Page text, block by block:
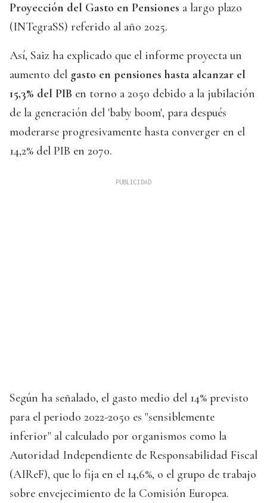
Proyección del Gasto en Pensiones a largo plazo
(INTegraSS) referido al año 2025.
Así, Saiz ha explicado que el informe proyecta un
aumento del gasto en pensiones hasta alcanzar el
15,3% del PIB en torno a 2050 debido a la jubilación
de la generación del 'baby boom', para después
moderarse progresivamente hasta converger en el
14,2% del PIB en 2070.
Según ha señalado, el gasto medio del 14% previsto
para el periodo 2022-2050 es "sensiblemente
inferior" al calculado por organismos como la
Autoridad Independiente de Responsabilidad Fiscal
(AIReF), que lo fija en el 14,6%, o el grupo de trabajo
sobre envejecimiento de la Comisión Europea.